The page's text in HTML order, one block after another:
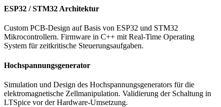
ESP32 / STM32 Architektur
Custom PCB-Design auf Basis von ESP32 und STM32
Mikrocontrollern. Firmware in C++ mit Real-Time Operating
System für zeitkritische Steuerungsaufgaben.
Hochspannungsgenerator
Simulation und Design des Hochspannungsgenerators für die
elektromagnetische Zellmanipulation. Validierung der Schaltung in
LTSpice vor der Hardware-Umsetzung.